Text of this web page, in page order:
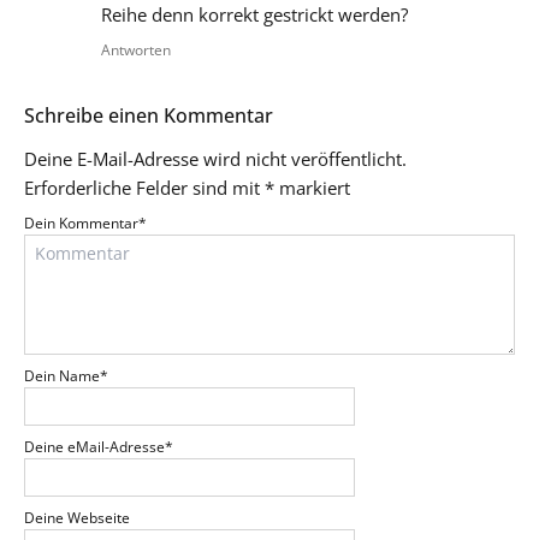
Reihe denn korrekt gestrickt werden?
Antworten
Schreibe einen Kommentar
Deine E-Mail-Adresse wird nicht veröffentlicht.
Erforderliche Felder sind mit * markiert
Dein Kommentar*
Dein Name*
Deine eMail-Adresse*
Deine Webseite